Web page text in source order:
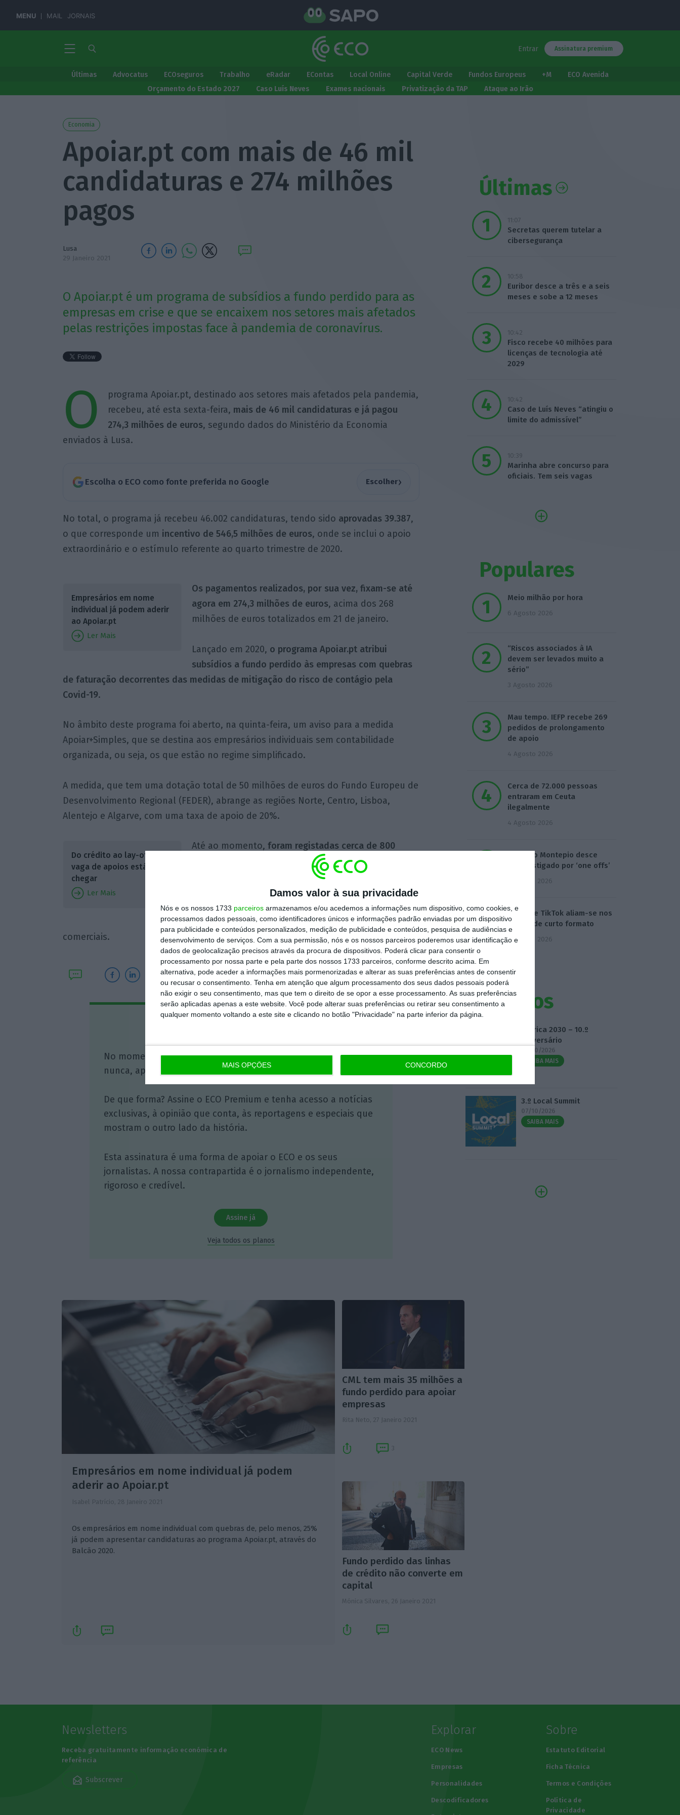
Damos valor à sua privacidade
Nós e os nossos 1733 parceiros armazenamos e/ou acedemos a informações num dispositivo, como cookies, e
processamos dados pessoais, como identificadores únicos e informações padrão enviadas por um dispositivo
para publicidade e conteúdos personalizados, medição de publicidade e conteúdos, pesquisa de audiências e
desenvolvimento de serviços. Com a sua permissão, nós e os nossos parceiros poderemos usar identificação e
dados de geolocalização precisos através da procura de dispositivos. Poderá clicar para consentir o
processamento por nossa parte e pela parte dos nossos 1733 parceiros, conforme descrito acima. Em
alternativa, pode aceder a informações mais pormenorizadas e alterar as suas preferências antes de consentir
ou recusar o consentimento. Tenha em atenção que algum processamento dos seus dados pessoais poderá
não exigir o seu consentimento, mas que tem o direito de se opor a esse processamento. As suas preferências
serão aplicadas apenas a este website. Você pode alterar suas preferências ou retirar seu consentimento a
qualquer momento voltando a este site e clicando no botão "Privacidade" na parte inferior da página.
MAIS OPÇÕES CONCORDO
MENU MAIL JORNAIS
Entrar Assinatura premium
Últimas Advocatus ECOseguros Trabalho eRadar EContas Local Online Capital Verde Fundos Europeus +M
ECO Avenida
Orçamento do Estado 2027
Caso Luís Neves Exames nacionais Privatização da TAP Ataque ao Irão
Economia
Apoiar.pt com mais de 46 mil
candidaturas e 274 milhões
pagos
Lusa
29 Janeiro 2021
O Apoiar.pt é um programa de subsídios a fundo perdido para as
empresas em crise e que se encaixem nos setores mais afetados
pelas restrições impostas face à pandemia de coronavírus.
O
programa Apoiar.pt, destinado aos setores mais afetados pela pandemia,
recebeu, até esta sexta-feira, mais de 46 mil candidaturas e já pagou
274,3 milhões de euros, segundo dados do Ministério da Economia
enviados à Lusa.
Escolha o ECO como fonte preferida no Google Escolher›
No total, o programa já recebeu 46.002 candidaturas, tendo sido aprovadas 39.387,
o que corresponde um incentivo de 546,5 milhões de euros, onde se inclui o apoio
extraordinário e o estímulo referente ao quarto trimestre de 2020.
Empresários em nome
individual já podem aderir
ao Apoiar.pt
Ler Mais
Os pagamentos realizados, por sua vez, fixam-se até
agora em 274,3 milhões de euros, acima dos 268
milhões de euros totalizados em 21 de janeiro.
Lançado em 2020, o programa Apoiar.pt atribui
subsídios a fundo perdido às empresas com quebras
de faturação decorrentes das medidas de mitigação do risco de contágio pela
Covid-19.
No âmbito deste programa foi aberto, na quinta-feira, um aviso para a medida
Apoiar+Simples, que se destina aos empresários individuais sem contabilidade
organizada, ou seja, os que estão no regime simplificado.
A medida, que tem uma dotação total de 50 milhões de euros do Fundo Europeu de
Desenvolvimento Regional (FEDER), abrange as regiões Norte, Centro, Lisboa,
Alentejo e Algarve, com uma taxa de apoio de 20%.
Do crédito ao lay-off, nova
vaga de apoios está a
chegar
Ler Mais
Até ao momento, foram registadas cerca de 800
candidaturas a este aviso, a que corresponde um
“apoio solicitado de aproximadamente três milhões
, indicou o ministério tutelado por Siza
Vieira. Para a próxima semana está programada a
abertura de um apoio destinado às rendas
comerciais.
https://eco.sapo.pt/2021/01/29/apoiar-pt-com-mais-de-46-mil-candidaturas-e-274-milhoes-pagos/ Copiar
No momento em que a informação é mais importante do que
nunca, apoie o jornalismo independente e rigoroso.
De que forma? Assine o ECO Premium e tenha acesso a notícias
exclusivas, à opinião que conta, às reportagens e especiais que
mostram o outro lado da história.
Esta assinatura é uma forma de apoiar o ECO e os seus
jornalistas. A nossa contrapartida é o jornalismo independente,
rigoroso e credível.
Assine já
Veja todos os planos
Últimas
11:07
Secretas querem tutelar a
cibersegurança
10:58
Euribor desce a três e a seis
meses e sobe a 12 meses
10:42
Fisco recebe 40 milhões para
licenças de tecnologia até
2029
10:42
Caso de Luís Neves “atingiu o
limite do admissível”
10:39
Marinha abre concurso para
oficiais. Tem seis vagas
Populares
Meio milhão por hora
6 Agosto 2026
“Riscos associados à IA
devem ser levados muito a
sério”
3 Agosto 2026
Mau tempo. IEFP recebe 269
pedidos de prolongamento
de apoio
4 Agosto 2026
Cerca de 72.000 pessoas
entraram em Ceuta
ilegalmente
4 Agosto 2026
Lucro do Montepio desce
17% castigado por ‘one offs’
5 Agosto 2026
Disney e TikTok aliam-se nos
vídeos de curto formato
5 Agosto 2026
Eventos
Fábrica 2030 – 10.º
Aniversário
14/10/2026
SAIBA MAIS
3.º Local Summit
07/10/2026
SAIBA MAIS
Empresários em nome individual já podem
aderir ao Apoiar.pt
Isabel Patrício, 28 Janeiro 2021
Os empresários em nome individual com quebras de, pelo menos, 25%
já podem apresentar candidaturas ao programa Apoiar.pt, através do
Balcão 2020.
CML tem mais 35 milhões a
fundo perdido para apoiar
empresas
Rita Neto, 27 Janeiro 2021
3
Fundo perdido das linhas
de crédito não converte em
capital
Mónica Silvares, 26 Janeiro 2021
Newsletters
Receba gratuitamente informação económica de
referência
Subscrever
Explorar
ECO News
Empresas
Personalidades
Descodificadores
Sobre
Estatuto Editorial
Ficha Técnica
Termos e Condições
Política de
Privacidade